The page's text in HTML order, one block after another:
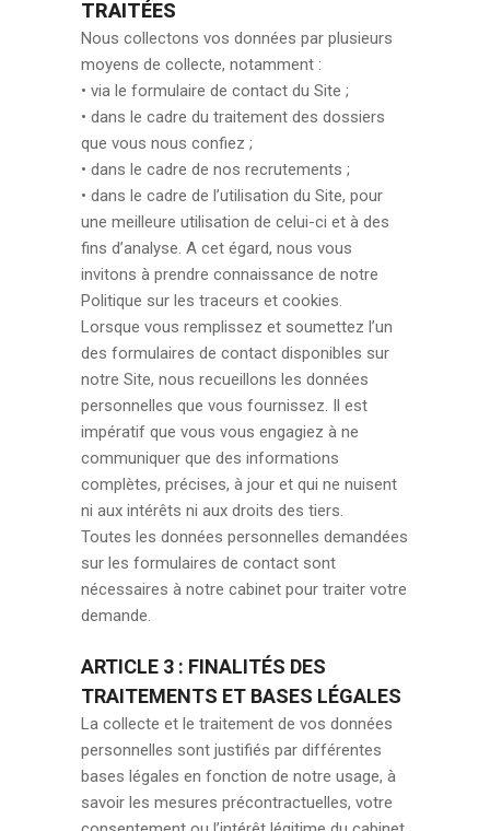
TRAITÉES
Nous collectons vos données par plusieurs
moyens de collecte, notamment :
• via le formulaire de contact du Site ;
• dans le cadre du traitement des dossiers
que vous nous confiez ;
• dans le cadre de nos recrutements ;
• dans le cadre de l’utilisation du Site, pour
une meilleure utilisation de celui-ci et à des
fins d’analyse. A cet égard, nous vous
invitons à prendre connaissance de notre
Politique sur les traceurs et cookies.
Lorsque vous remplissez et soumettez l’un
des formulaires de contact disponibles sur
notre Site, nous recueillons les données
personnelles que vous fournissez. Il est
impératif que vous vous engagiez à ne
communiquer que des informations
complètes, précises, à jour et qui ne nuisent
ni aux intérêts ni aux droits des tiers.
Toutes les données personnelles demandées
sur les formulaires de contact sont
nécessaires à notre cabinet pour traiter votre
demande.
ARTICLE 3 : FINALITÉS DES
TRAITEMENTS ET BASES LÉGALES
La collecte et le traitement de vos données
personnelles sont justifiés par différentes
bases légales en fonction de notre usage, à
savoir les mesures précontractuelles, votre